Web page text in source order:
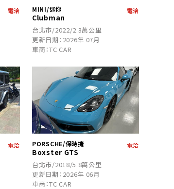
電洽 MINI/迷你
Clubman
電洽
台北市/2022/2.3萬公里
更新日期：2026年 07月
車商：TC CAR
電洽 PORSCHE/保時捷
Boxster GTS
電洽
台北市/2018/5.8萬公里
更新日期：2026年 06月
車商：TC CAR